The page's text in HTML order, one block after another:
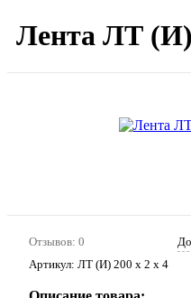
Лента ЛТ (И)
Отзывов: 0
Артикул: ЛТ (И) 200 х 2 х 4